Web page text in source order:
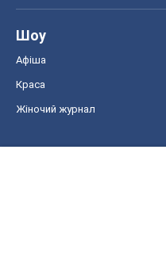
Шоу
Афіша
Краса
Жіночий журнал